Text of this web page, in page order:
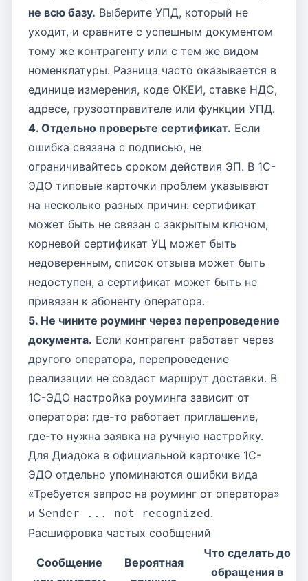
не всю базу. Выберите УПД, который не
уходит, и сравните с успешным документом
тому же контрагенту или с тем же видом
номенклатуры. Разница часто оказывается в
единице измерения, коде ОКЕИ, ставке НДС,
адресе, грузоотправителе или функции УПД.
4. Отдельно проверьте сертификат. Если
ошибка связана с подписью, не
ограничивайтесь сроком действия ЭП. В 1С-
ЭДО типовые карточки проблем указывают
на несколько разных причин: сертификат
может быть не связан с закрытым ключом,
корневой сертификат УЦ может быть
недоверенным, список отзыва может быть
недоступен, а сертификат может быть не
привязан к абоненту оператора.
5. Не чините роуминг через перепроведение
документа. Если контрагент работает через
другого оператора, перепроведение
реализации не создаст маршрут доставки. В
1С-ЭДО настройка роуминга зависит от
оператора: где-то работает приглашение,
где-то нужна заявка на ручную настройку.
Для Диадока в официальной карточке 1С-
ЭДО отдельно упоминаются ошибки вида
«Требуется запрос на роуминг от оператора»
и Sender ... not recognized .
Расшифровка частых сообщений
Сообщение
Вероятная
Что сделать до
обращения в